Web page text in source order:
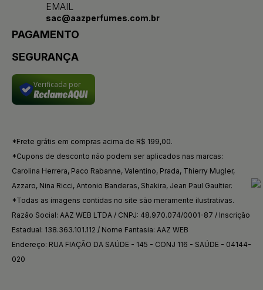
EMAIL
sac@aazperfumes.com.br
PAGAMENTO
SEGURANÇA
Verificada por
*Frete grátis em compras acima de R$ 199,00.
*Cupons de desconto não podem ser aplicados nas marcas:
Carolina Herrera, Paco Rabanne, Valentino, Prada, Thierry Mugler,
Azzaro, Nina Ricci, Antonio Banderas, Shakira, Jean Paul Gaultier.
*Todas as imagens contidas no site são meramente ilustrativas.
Razão Social: AAZ WEB LTDA / CNPJ: 48.970.074/0001-87 / Inscrição
Estadual: 138.363.101.112 / Nome Fantasia: AAZ WEB
Endereço: RUA FIAÇÃO DA SAÚDE - 145 - CONJ 116 - SAÚDE - 04144-
020